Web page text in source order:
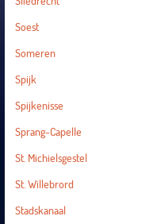
Soest
Someren
Spijk
Spijkenisse
Sprang-Capelle
St. Michielsgestel
St. Willebrord
Stadskanaal